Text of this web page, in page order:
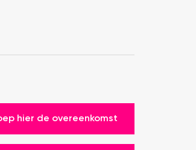
hier de overeenkomst